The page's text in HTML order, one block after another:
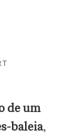
de um
baleia,